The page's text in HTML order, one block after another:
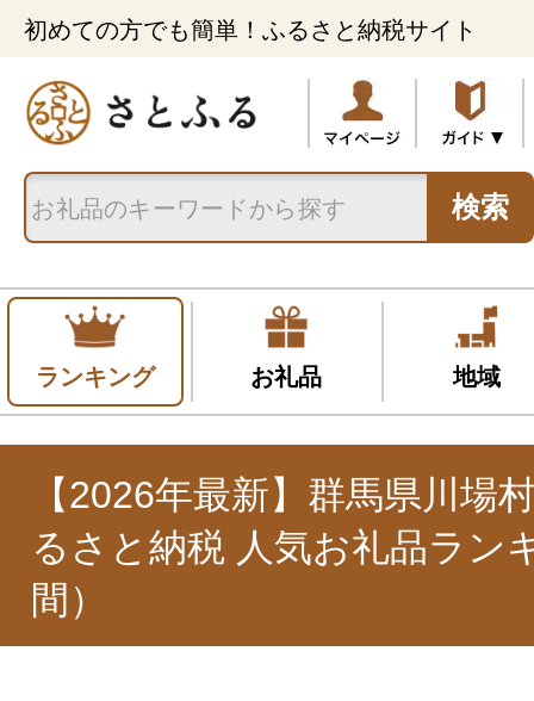
初めての方でも簡単！ふるさと納税サイト
検索
ランキング お礼品 地域
【2026年最新】群馬県川場
るさと納税 人気お礼品ラン
間）